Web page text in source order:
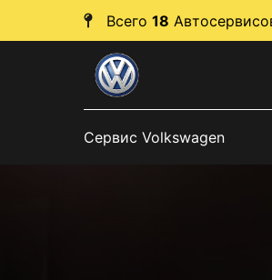
Всего 18
Сервис Volkswagen